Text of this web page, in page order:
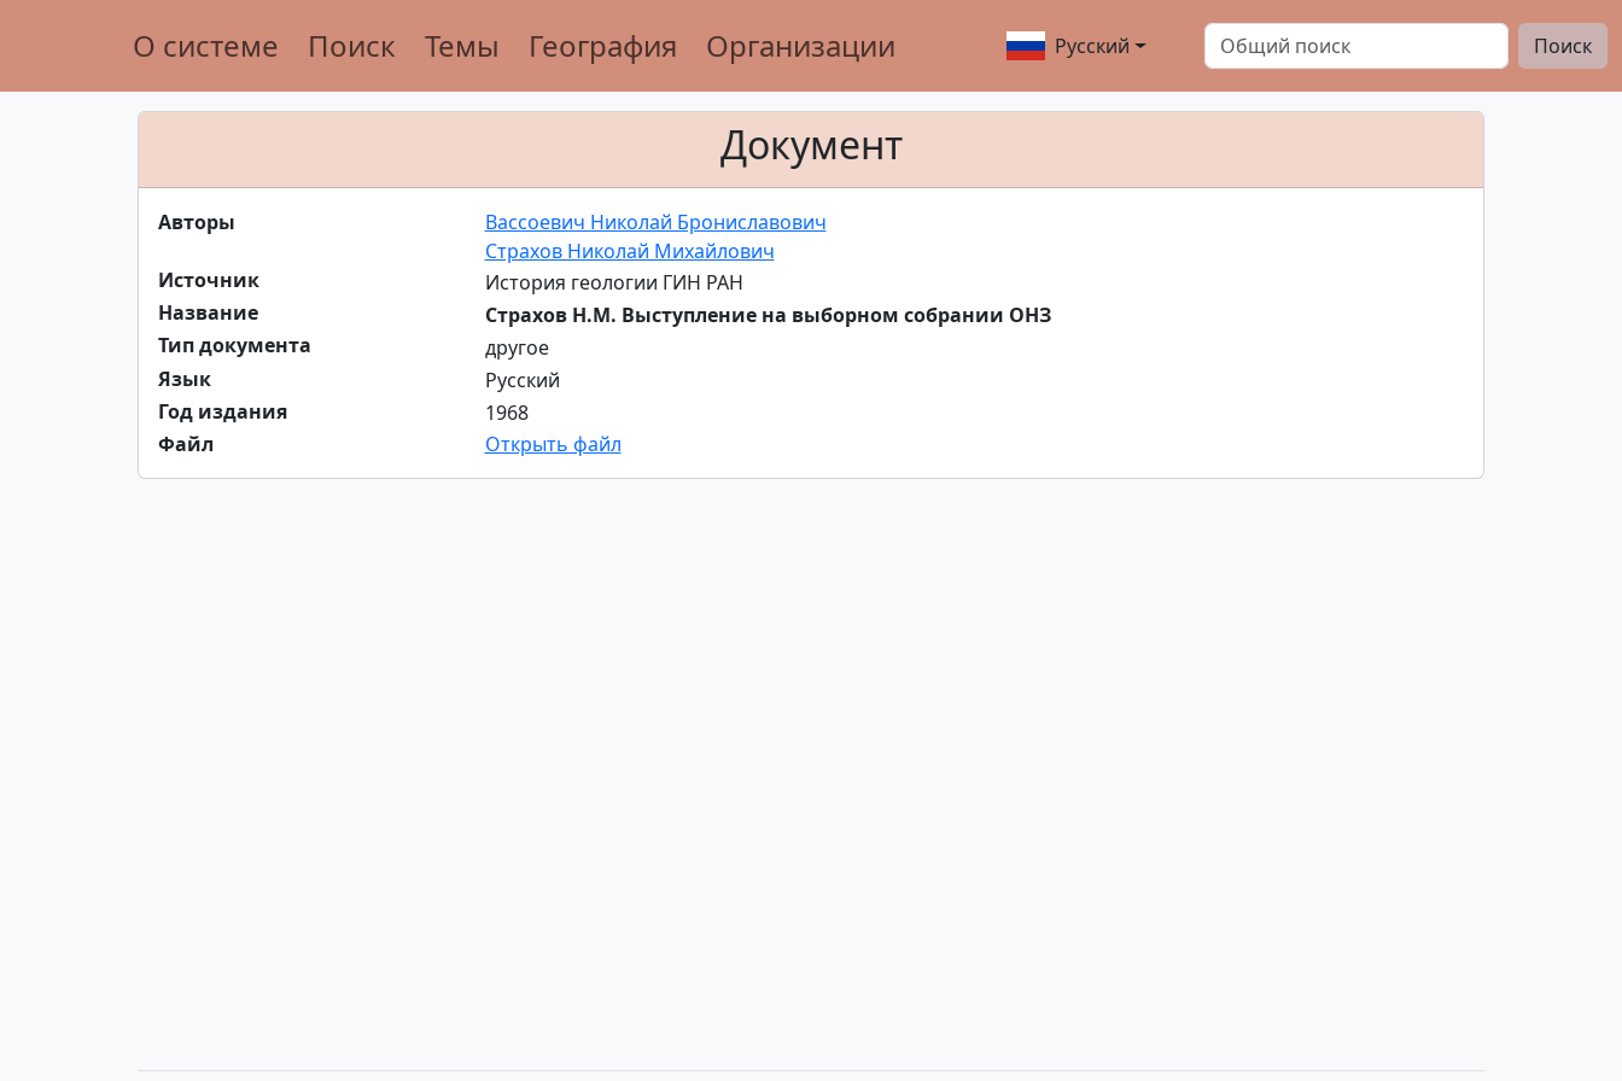
О системе Поиск Темы География Организации Русский Поиск
Документ
Авторы
Вассоевич Николай Брониславович
Страхов Николай Михайлович
Источник
История геологии ГИН РАН
Название
Страхов Н.М. Выступление на выборном собрании ОНЗ
Тип документа
другое
Язык
Русский
Год издания
1968
Файл
Открыть файл